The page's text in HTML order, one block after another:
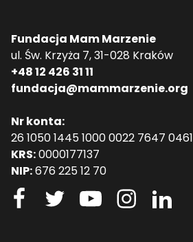
Fundacja Mam Marzenie
ul. Św. Krzyża 7, 31-028 Kraków
+48 12 426 31 11
fundacja@mammarzenie.org
Nr konta:
26 1050 1445 1000 0022 7647 0461
KRS:0000177137
NIP:676 225 12 70